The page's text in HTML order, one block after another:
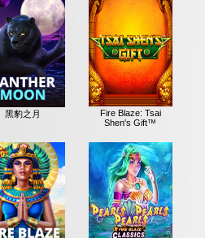
黑豹之月
Fire Blaze: Tsai
Shen's Gift™